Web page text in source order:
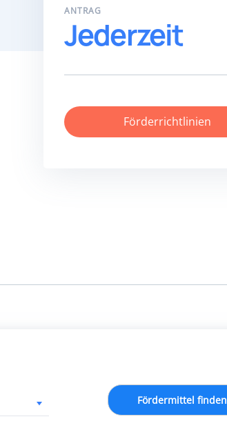
ANTRAG
Jederzeit
Förderrichtlinien
Fördermittel finden